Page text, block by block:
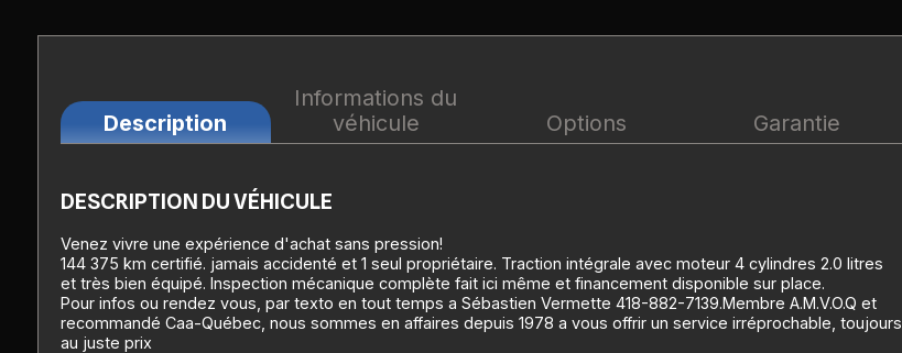
Description
Informations du
véhicule
Options Garantie
DESCRIPTION DU VÉHICULE
Venez vivre une expérience d'achat sans pression!
144 375 km certifié. jamais accidenté et 1 seul propriétaire. Traction intégrale avec moteur 4 cylindres 2.0 litres
et très bien équipé. Inspection mécanique complète fait ici même et financement disponible sur place.
Pour infos ou rendez vous, par texto en tout temps a Sébastien Vermette 418-882-7139.Membre A.M.V.O.Q et
recommandé Caa-Québec, nous sommes en affaires depuis 1978 a vous offrir un service irréprochable, toujours
au juste prix